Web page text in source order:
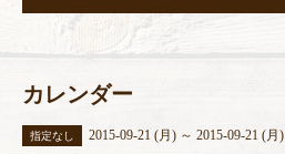
カレンダー
指定なし 2015-09-21 (月) ～ 2015-09-21 (月)